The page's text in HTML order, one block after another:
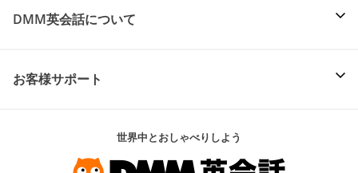
DMM英会話について
お客様サポート
世界中とおしゃべりしよう